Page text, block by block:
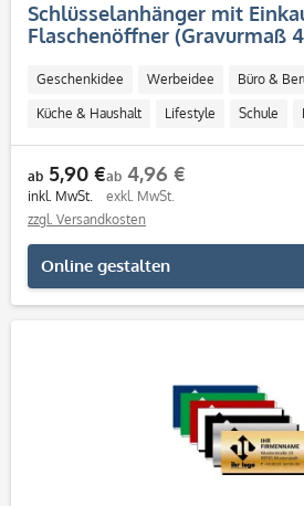
Schlüsselanhänger mit
Flaschenöffner (Gravurmaß
Geschenkidee Werbeidee Büro &
Küche & Haushalt Lifestyle Schule
Personalisierbar / Onlinegestaltung
ab 5,90 €
inkl. MwSt.
ab 4,96 €
exkl. MwSt.
zzgl. Versandkosten
Online gestalten